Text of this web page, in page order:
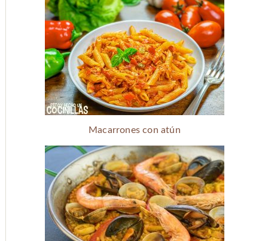
Macarrones con atún